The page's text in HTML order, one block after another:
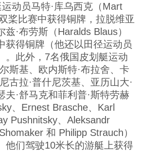
动员马特·库乌西克（Mart
桨比赛中获得铜牌，拉脱维亚
·布劳斯（Haralds Blaus）
获得铜牌（他还以田径运动员
。此外，7名俄国皮划艇运动
斯基、欧内斯特·布拉舍、卡
古拉·普什尼茨基、亚历山大·
夫·舒马克和菲利普·斯特劳赫
、Ernest Brasche、Karl
Pushnitsky、Aleksandr
和 Philipp Strauch）
他们驾驶10米长的游艇上获得